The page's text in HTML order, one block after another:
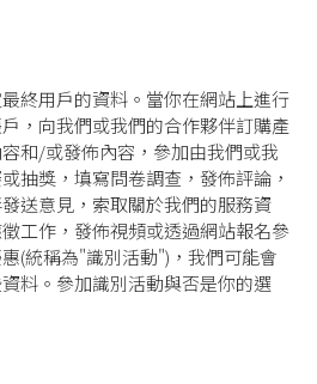
終用戶的資料。當你在網站上進行
，向我們或我們的合作夥伴訂購產
和/或發佈內容，參加由我們或我
抽獎，填寫問卷調查，發佈評論，
送意見，索取關於我們的服務資
工作，發佈視頻或透過網站報名參
(統稱為"識別活動")，我們可能會
料。參加識別活動與否是你的選